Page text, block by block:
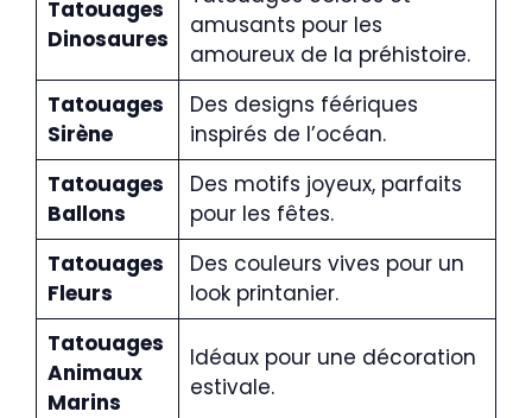
Tatouages
Dinosaures
amusants pour les
amoureux de la préhistoire.
Tatouages
Sirène
Des designs féériques
inspirés de l’océan.
Tatouages
Ballons
Des motifs joyeux, parfaits
pour les fêtes.
Tatouages
Fleurs
Des couleurs vives pour un
look printanier.
Tatouages
Animaux
Marins
Idéaux pour une décoration
estivale.